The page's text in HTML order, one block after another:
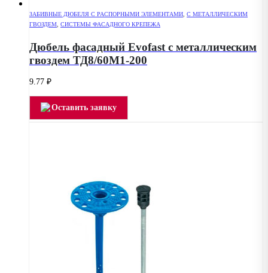
ЗАБИВНЫЕ ДЮБЕЛЯ С РАСПОРНЫМИ ЭЛЕМЕНТАМИ С МЕТАЛЛИЧЕСКИМ
ГВОЗДЕМ СИСТЕМЫ ФАСАДНОГО КРЕПЕЖА
Дюбель фасадный Evofast с металлическим
гвоздем ТД8/60М1-200
9.77 ₽
Оставить заявку